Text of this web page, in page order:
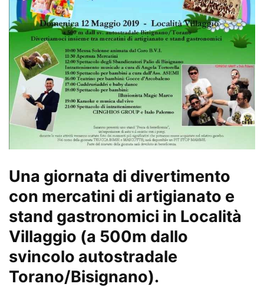
Una giornata di divertimento
con mercatini di artigianato e
stand gastronomici in Località
Villaggio (a 500m dallo
svincolo autostradale
Torano/Bisignano).